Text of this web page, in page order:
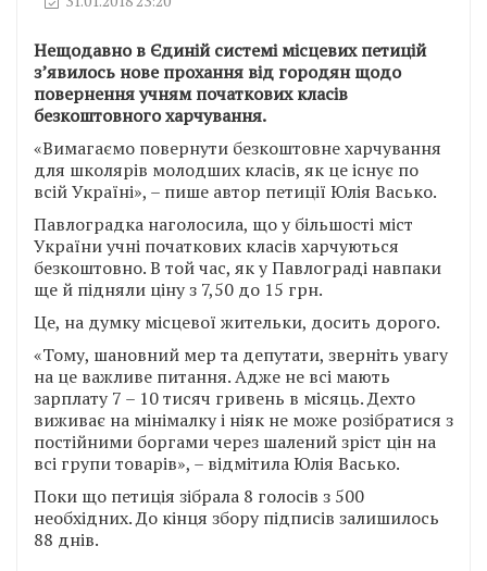
Нещодавно в Єдиній системі місцевих петицій
з’явилось нове прохання від городян щодо
повернення учням початкових класів
безкоштовного харчування.
«Вимагаємо повернути безкоштовне харчування
для школярів молодших класів, як це існує по
всій Україні», – пише автор петиції Юлія Васько.
Павлоградка наголосила, що у більшості міст
України учні початкових класів харчуються
безкоштовно. В той час, як у Павлограді навпаки
ще й підняли ціну з 7,50 до 15 грн.
Це, на думку місцевої жительки, досить дорого.
«Тому, шановний мер та депутати, зверніть увагу
на це важливе питання. Адже не всі мають
зарплату 7 – 10 тисяч гривень в місяць. Дехто
виживає на мінімалку і ніяк не може розібратися з
постійними боргами через шалений зріст цін на
всі групи товарів», – відмітила Юлія Васько.
Поки що петиція зібрала 8 голосів з 500
необхідних. До кінця збору підписів залишилось
88 днів.